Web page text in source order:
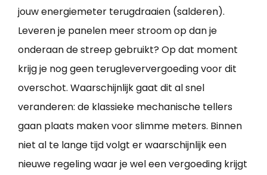
jouw energiemeter terugdraaien (salderen).
Leveren je panelen meer stroom op dan je
onderaan de streep gebruikt? Op dat moment
krijg je nog geen terugleververgoeding voor dit
overschot. Waarschijnlijk gaat dit al snel
veranderen: de klassieke mechanische tellers
gaan plaats maken voor slimme meters. Binnen
niet al te lange tijd volgt er waarschijnlijk een
nieuwe regeling waar je wel een vergoeding krijgt